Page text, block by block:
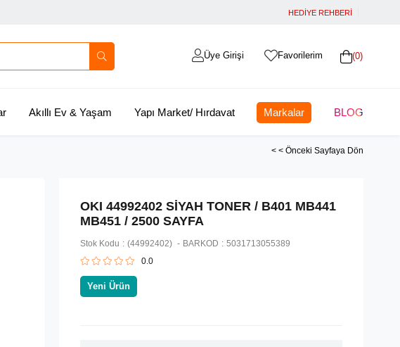
HEDİYE REHBERİ
0
Favorilerim
Üye Girişi
Akıllı Ev & Yaşam Yapı Market/ Hırdavat Markalar BLOG
< < Önceki Sayfaya Dön
OKI 44992402 SİYAH TONER / B401 MB441
MB451 / 2500 SAYFA
Stok Kodu (44992402) BARKOD : 5031713055389
0.0
Yeni Ürün